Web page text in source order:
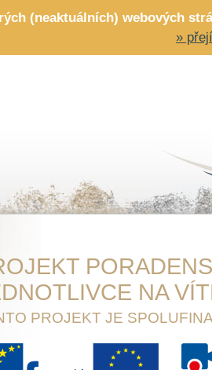
(neaktuálních) webových
»
NA
PROJEKT JE